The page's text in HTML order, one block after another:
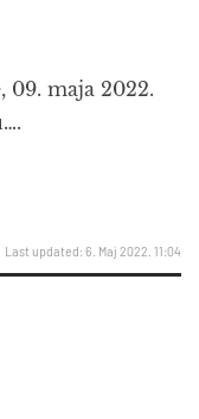
09. maja 2022.
Last updated: 6. Maj 2022. 11:04